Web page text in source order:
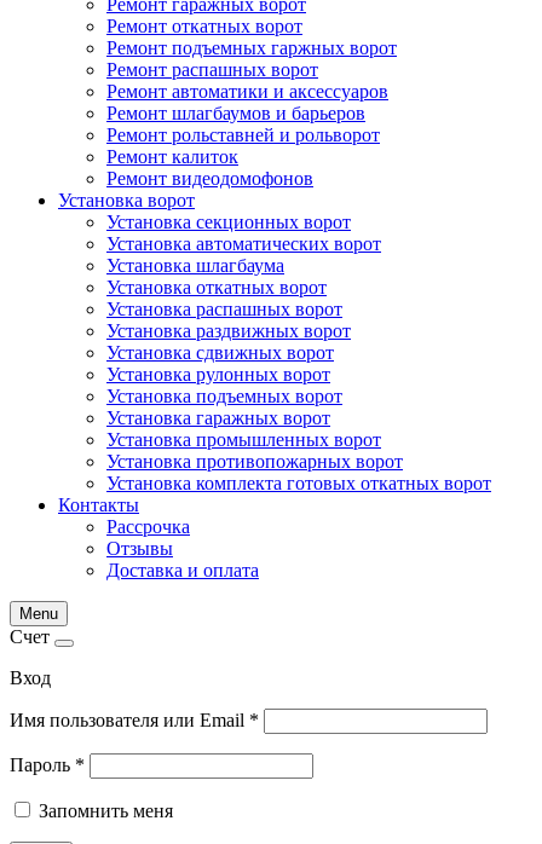
Ремонт гаражных ворот
Ремонт откатных ворот
Ремонт подъемных гаржных ворот
Ремонт распашных ворот
Ремонт автоматики и аксессуаров
Ремонт шлагбаумов и барьеров
Ремонт рольставней и рольворот
Ремонт калиток
Ремонт видеодомофонов
Установка ворот
Установка секционных ворот
Установка автоматических ворот
Установка шлагбаума
Установка откатных ворот
Установка распашных ворот
Установка раздвижных ворот
Установка сдвижных ворот
Установка рулонных ворот
Установка подъемных ворот
Установка гаражных ворот
Установка промышленных ворот
Установка противопожарных ворот
Установка комплекта готовых откатных ворот
Контакты
Рассрочка
Отзывы
Доставка и оплата
Menu
Счет
Вход
Имя пользователя или Email *
Пароль *
Запомнить меня